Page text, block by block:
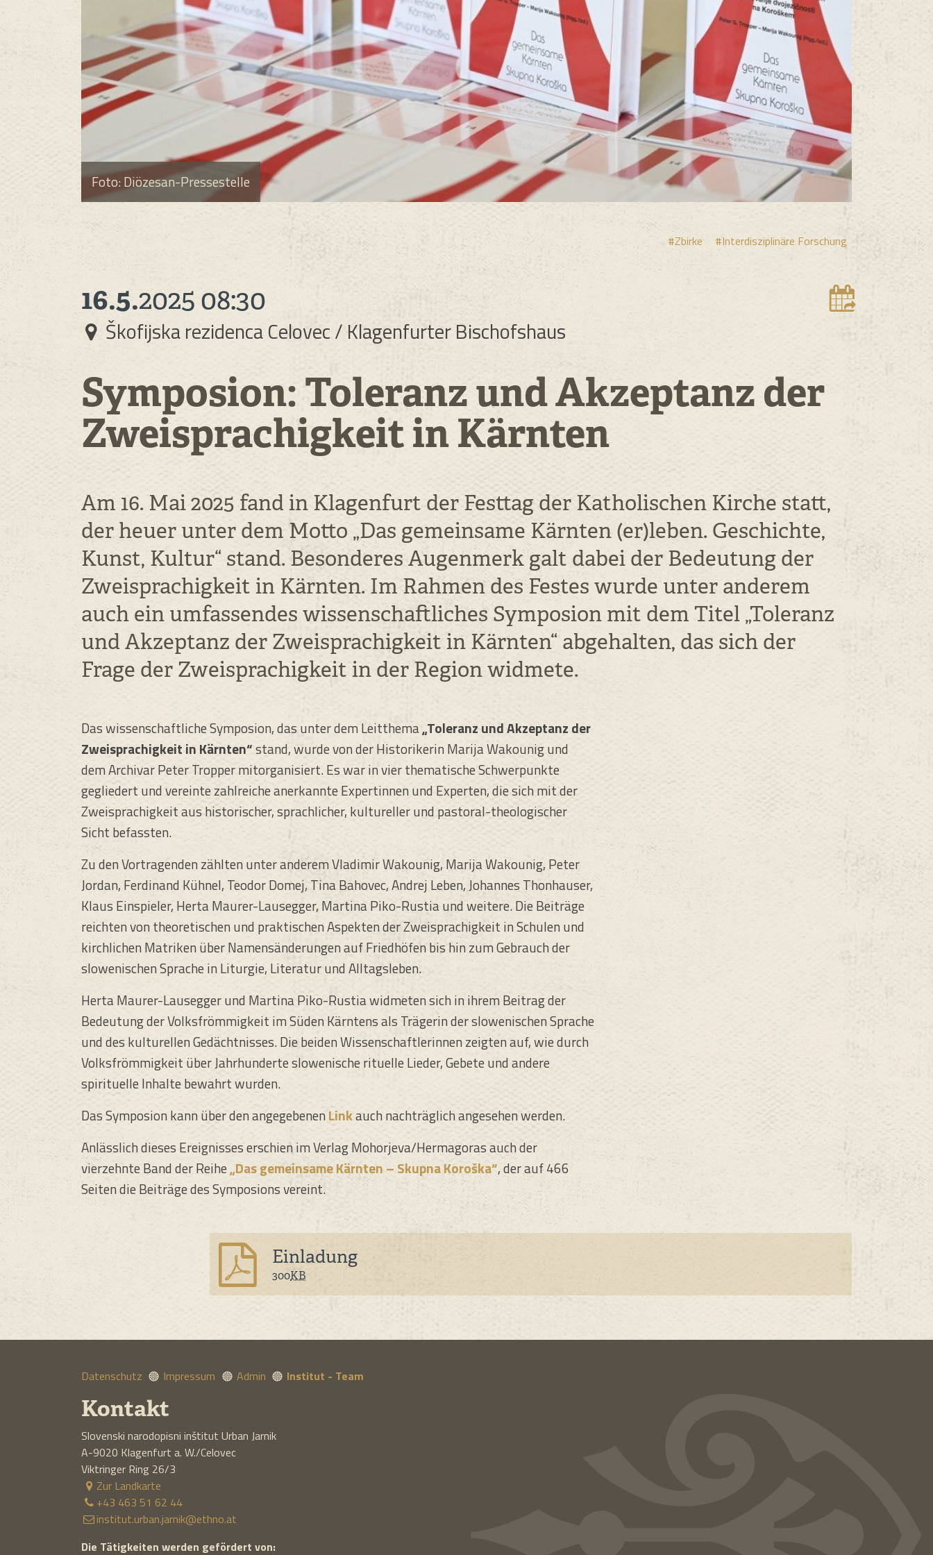
Foto: Diözesan-Pressestelle
#Zbirke #Interdisziplinäre Forschung
16.5.202508:30
Škofijska rezidenca Celovec / Klagenfurter Bischofshaus
Symposion: Toleranz und Akzeptanz der
Zweisprachigkeit in Kärnten
Am 16. Mai 2025 fand in Klagenfurt der Festtag der Katholischen Kirche statt,
der heuer unter dem Motto „Das gemeinsame Kärnten (er)leben. Geschichte,
Kunst, Kultur“ stand. Besonderes Augenmerk galt dabei der Bedeutung der
Zweisprachigkeit in Kärnten. Im Rahmen des Festes wurde unter anderem
auch ein umfassendes wissenschaftliches Symposion mit dem Titel „Toleranz
und Akzeptanz der Zweisprachigkeit in Kärnten“ abgehalten, das sich der
Frage der Zweisprachigkeit in der Region widmete.
Das wissenschaftliche Symposion, das unter dem Leitthema„Toleranz und Akzeptanz der
Zweisprachigkeit in Kärnten“stand, wurde von der Historikerin Marija Wakounig und
dem Archivar Peter Tropper mitorganisiert. Es war in vier thematische Schwerpunkte
gegliedert und vereinte zahlreiche anerkannte Expertinnen und Experten, die sich mit der
Zweisprachigkeit aus historischer, sprachlicher, kultureller und pastoral-theologischer
Sicht befassten.
Zu den Vortragenden zählten unter anderem Vladimir Wakounig, Marija Wakounig, Peter
Jordan, Ferdinand Kühnel, Teodor Domej, Tina Bahovec, Andrej Leben, Johannes Thonhauser,
Klaus Einspieler, Herta Maurer-Lausegger, Martina Piko-Rustia und weitere. Die Beiträge
reichten von theoretischen und praktischen Aspekten der Zweisprachigkeit in Schulen und
kirchlichen Matriken über Namensänderungen auf Friedhöfen bis hin zum Gebrauch der
slowenischen Sprache in Liturgie, Literatur und Alltagsleben.
Herta Maurer-Lausegger und Martina Piko-Rustia widmeten sich in ihrem Beitrag der
Bedeutung der Volksfrömmigkeit im Süden Kärntens als Trägerin der slowenischen Sprache
und des kulturellen Gedächtnisses. Die beiden Wissenschaftlerinnen zeigten auf, wie durch
Volksfrömmigkeit über Jahrhunderte slowenische rituelle Lieder, Gebete und andere
spirituelle Inhalte bewahrt wurden.
Das Symposion kann über den angegebenenLinkauch nachträglich angesehen werden.
Anlässlich dieses Ereignisses erschien im Verlag Mohorjeva/Hermagoras auch der
vierzehnte Band der Reihe„Das gemeinsame Kärnten – Skupna Koroška“, der auf 466
Seiten die Beiträge des Symposions vereint.
Einladung
300KB
Datenschutz Impressum Admin Institut - Team
Kontakt
Slovenski narodopisni inštitut Urban Jarnik
A-9020 Klagenfurt a. W./Celovec
Viktringer Ring 26/3
Zur Landkarte
+43 463 51 62 44
institut.urban.jarnik@ethno.at
Die Tätigkeiten werden gefördert von: